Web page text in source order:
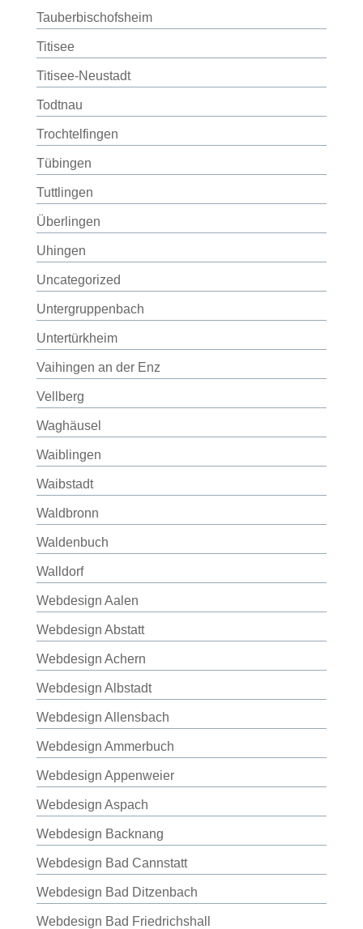
Tauberbischofsheim
Titisee
Titisee-Neustadt
Todtnau
Trochtelfingen
Tübingen
Tuttlingen
Überlingen
Uhingen
Uncategorized
Untergruppenbach
Untertürkheim
Vaihingen an der Enz
Vellberg
Waghäusel
Waiblingen
Waibstadt
Waldbronn
Waldenbuch
Walldorf
Webdesign Aalen
Webdesign Abstatt
Webdesign Achern
Webdesign Albstadt
Webdesign Allensbach
Webdesign Ammerbuch
Webdesign Appenweier
Webdesign Aspach
Webdesign Backnang
Webdesign Bad Cannstatt
Webdesign Bad Ditzenbach
Webdesign Bad Friedrichshall